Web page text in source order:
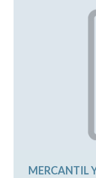
MERCANTIL